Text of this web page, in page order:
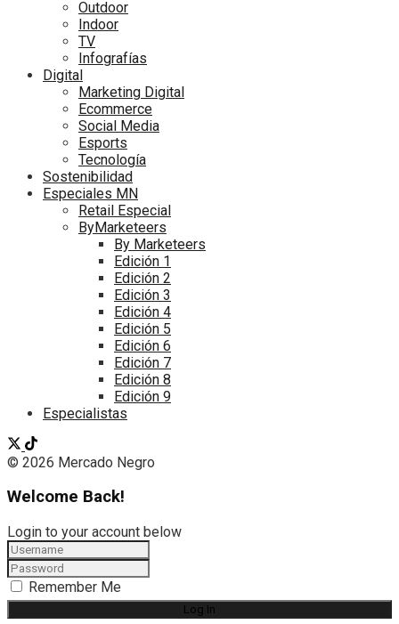
Outdoor
Indoor
TV
Infografías
Digital
Marketing Digital
Ecommerce
Social Media
Esports
Tecnología
Sostenibilidad
Especiales MN
Retail Especial
ByMarketeers
By Marketeers
Edición 1
Edición 2
Edición 3
Edición 4
Edición 5
Edición 6
Edición 7
Edición 8
Edición 9
Especialistas
© 2026 Mercado Negro
Welcome Back!
Login to your account below
Remember Me